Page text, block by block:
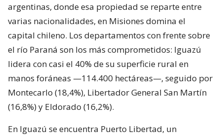
argentinas, donde esa propiedad se reparte entre
varias nacionalidades, en Misiones domina el
capital chileno. Los departamentos con frente sobre
el río Paraná son los más comprometidos: Iguazú
lidera con casi el 40% de su superficie rural en
manos foráneas —114.400 hectáreas—, seguido por
Montecarlo (18,4%), Libertador General San Martín
(16,8%) y Eldorado (16,2%).
En Iguazú se encuentra Puerto Libertad, un